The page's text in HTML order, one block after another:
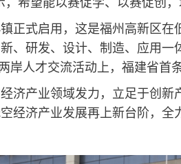
式启用，这是福州高新区在
、研发、设计、制造、应用
人才交流活动上，福建省首
产业领域发力，立足于创新
济产业发展再上新台阶，全